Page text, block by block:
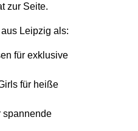
zur Seite.
Leipzig als:
für exklusive
für heiße
spannende